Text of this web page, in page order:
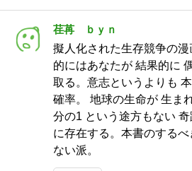
荏苒 ｂｙｎ
擬人化された生存競争の
的にはあなたが 結果的に
取る。意志というよりも
確率。 地球の生命が 生ま
分の1 という途方もない
に存在する。本書のする
ない派。